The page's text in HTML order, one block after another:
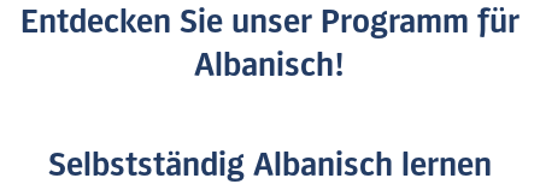
Entdecken Sie unser Programm für
Albanisch!
Selbstständig Albanisch lernen